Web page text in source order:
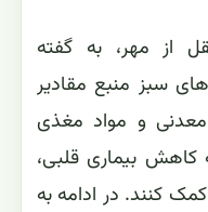
از مهر، به گفته
سبز منبع مقادیر
معدنی و مواد مغذی
کاهش بیماری قلبی،
ها کمک کنند. در ادامه به